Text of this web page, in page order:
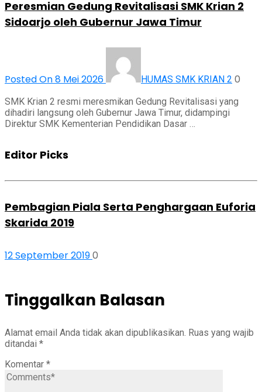
Peresmian Gedung Revitalisasi SMK Krian 2
Sidoarjo oleh Gubernur Jawa Timur
Posted On 8 Mei 2026 HUMAS SMK KRIAN 2 0
SMK Krian 2 resmi meresmikan Gedung Revitalisasi yang
dihadiri langsung oleh Gubernur Jawa Timur, didampingi
Direktur SMK Kementerian Pendidikan Dasar …
Editor Picks
Pembagian Piala Serta Penghargaan Euforia
Skarida 2019
12 September 20190
Tinggalkan Balasan
Alamat email Anda tidak akan dipublikasikan. Ruas yang wajib
ditandai *
Komentar *